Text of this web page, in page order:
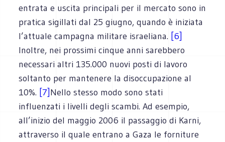
entrata e uscita principali per il mercato sono in
pratica sigillati dal 25 giugno, quando è iniziata
l’attuale campagna militare israeliana. [6]
Inoltre, nei prossimi cinque anni sarebbero
necessari altri 135.000 nuovi posti di lavoro
soltanto per mantenere la disoccupazione al
10%. [7]Nello stesso modo sono stati
influenzati i livelli degli scambi. Ad esempio,
all’inizio del maggio 2006 il passaggio di Karni,
attraverso il quale entrano a Gaza le forniture